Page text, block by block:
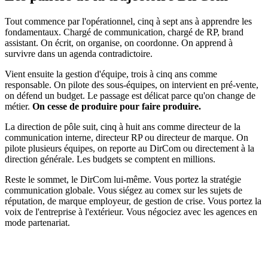
Tout commence par l'opérationnel, cinq à sept ans à apprendre les
fondamentaux. Chargé de communication, chargé de RP, brand
assistant. On écrit, on organise, on coordonne. On apprend à
survivre dans un agenda contradictoire.
Vient ensuite la gestion d'équipe, trois à cinq ans comme
responsable. On pilote des sous-équipes, on intervient en pré-vente,
on défend un budget. Le passage est délicat parce qu'on change de
métier. On cesse de produire pour faire produire.
La direction de pôle suit, cinq à huit ans comme directeur de la
communication interne, directeur RP ou directeur de marque. On
pilote plusieurs équipes, on reporte au DirCom ou directement à la
direction générale. Les budgets se comptent en millions.
Reste le sommet, le DirCom lui-même. Vous portez la stratégie
communication globale. Vous siégez au comex sur les sujets de
réputation, de marque employeur, de gestion de crise. Vous portez la
voix de l'entreprise à l'extérieur. Vous négociez avec les agences en
mode partenariat.